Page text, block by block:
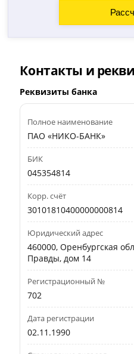
Контакты и
Реквизиты банка
Полное наименование
ПАО «НИКО-БАНК»
БИК
045354814
Корр. счёт
30101810400000000814
Юридический адрес
460000, Оренбургская
Правды, дом 14
Регистрационный №
702
Дата регистрации
02.11.1990